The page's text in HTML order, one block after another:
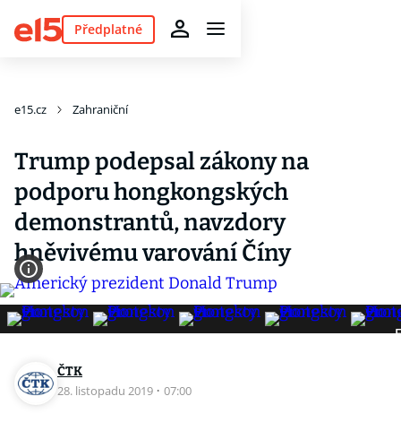
Předplatné
e15.cz Zahraniční
Trump podepsal zákony na
podporu hongkongských
demonstrantů, navzdory
hněvivému varování Číny
ČTK
28. listopadu 2019 · 07:00